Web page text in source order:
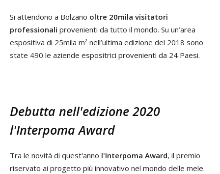
Si attendono a Bolzano oltre 20mila visitatori
professionali provenienti da tutto il mondo. Su un’area
espositiva di 25mila m² nell’ultima edizione del 2018 sono
state 490 le aziende espositrici provenienti da 24 Paesi.
Debutta nell'edizione 2020
l'Interpoma Award
Tra le novità di quest'anno l'Interpoma Award, il premio
riservato ai progetto più innovativo nel mondo delle mele.